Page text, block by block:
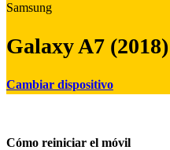
Samsung
Galaxy A7 (2018)
Cambiar dispositivo
Cómo reiniciar el móvil